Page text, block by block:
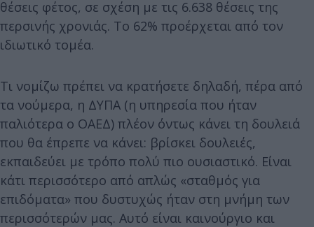
θέσεις φέτος, σε σχέση με τις 6.638 θέσεις της
περσινής χρονιάς. Το 62% προέρχεται από τον
ιδιωτικό τομέα.
Τι νομίζω πρέπει να κρατήσετε δηλαδή, πέρα από
τα νούμερα, η ΔΥΠΑ (η υπηρεσία που ήταν
παλιότερα ο ΟΑΕΔ) πλέον όντως κάνει τη δουλειά
που θα έπρεπε να κάνει: βρίσκει δουλειές,
εκπαιδεύει με τρόπο πολύ πιο ουσιαστικό. Είναι
κάτι περισσότερο από απλώς «σταθμός για
επιδόματα» που δυστυχώς ήταν στη μνήμη των
περισσότερών μας. Αυτό είναι καινούργιο και